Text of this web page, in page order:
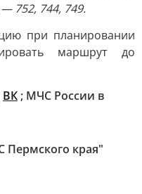
752, 744, 749.
при планировании
маршрут до
ВК ; МЧС России в
края"